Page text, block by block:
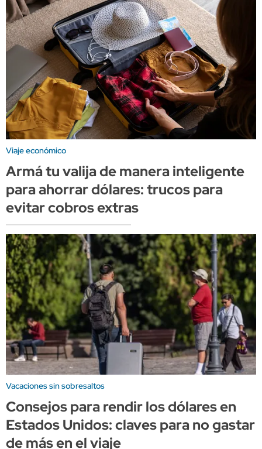
Viaje económico
Armá tu valija de manera inteligente
para ahorrar dólares: trucos para
evitar cobros extras
Vacaciones sin sobresaltos
Consejos para rendir los dólares en
Estados Unidos: claves para no gastar
de más en el viaje